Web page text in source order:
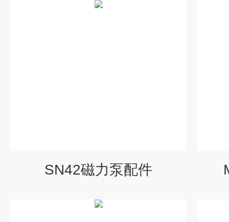
SN42磁力泵配件